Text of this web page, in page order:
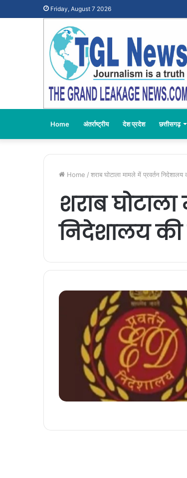
Friday, August 7 2026
Home अंतर्राष्ट्रीय देश प्रदेश छत्तीसगढ़
Home / शराब घोटाला मामले में प्रवर्तन निदेशालय
शराब
निदेशालय की